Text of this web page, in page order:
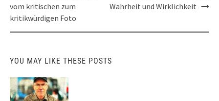
vom kritischen zum
kritikwürdigen Foto
Wahrheit und Wirklichkeit
YOU MAY LIKE THESE POSTS